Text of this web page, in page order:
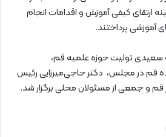
ارتقای کیفی آموزش و اقدامات انجام
آموزشی پرداختند.
سعیدی تولیت حوزه علمیه قم،
قم در مجلس، دکتر حاجی‌میرزایی رئیس
قم و جمعی از مسئولان محلی برگزار شد.